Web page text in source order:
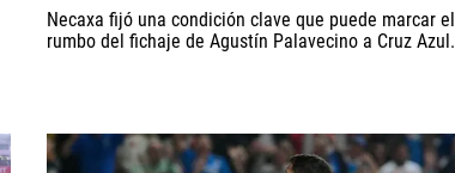
Necaxa fijó una condición clave que puede marcar el
rumbo del fichaje de Agustín Palavecino a Cruz Azul.